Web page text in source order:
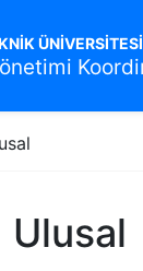
ÜNİVERSİTESİ
Ulusal